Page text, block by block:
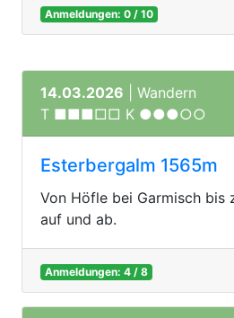
Anmeldungen: 0 / 10
14.03.2026 | Wandern
T ■■■□□ K ●●●○○
Esterbergalm 1565m
Von Höfle bei Garmisch bis
auf und ab.
Anmeldungen: 4 / 8